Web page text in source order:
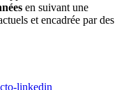
en suivant une
et encadrée par des